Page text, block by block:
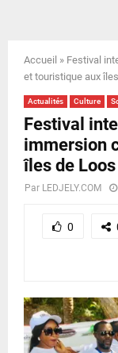
N
U
Accueil » Festival
et touristique aux
Actualités Culture
Festival
immersion
îles de Loos
Par LEDJELY.COM
0